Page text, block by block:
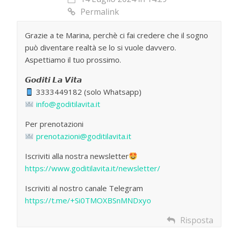
Permalink
Grazie a te Marina, perchè ci fai credere che il sogno
può diventare realtà se lo si vuole davvero.
Aspettiamo il tuo prossimo.
𝙂𝙤𝙙𝙞𝙩𝙞 𝙇𝙖 𝙑𝙞𝙩𝙖
3333449182 (solo Whatsapp)
info@goditilavita.it
Per prenotazioni
prenotazioni@goditilavita.it
Iscriviti alla nostra newsletter
https://www.goditilavita.it/newsletter/
Iscriviti al nostro canale Telegram
https://t.me/+Si0TMOXBSnMNDxyo
Risposta